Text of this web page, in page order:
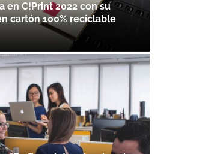
en C!Print 2022 con su
cartón 100% reciclable